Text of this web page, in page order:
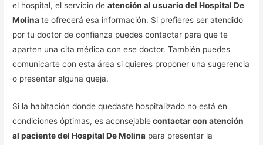
el hospital, el servicio deatención al usuario del Hospital De
Molinate ofrecerá esa información. Si prefieres ser atendido
por tu doctor de confianza puedes contactar para que te
aparten una cita médica con ese doctor. También puedes
comunicarte con esta área si quieres proponer una sugerencia
o presentar alguna queja.
Si la habitación donde quedaste hospitalizado no está en
condiciones óptimas, es aconsejablecontactar con atención
al paciente del Hospital De Molina para presentar la